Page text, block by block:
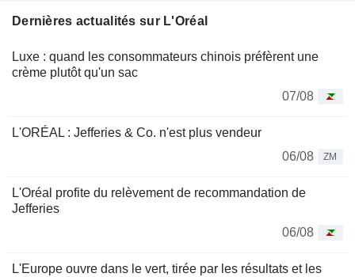
Dernières actualités sur L'Oréal
Luxe : quand les consommateurs chinois préfèrent une
crème plutôt qu'un sac
07/08
L'ORÉAL : Jefferies & Co. n'est plus vendeur
06/08
ZM
L'Oréal profite du relèvement de recommandation de
Jefferies
06/08
L'Europe ouvre dans le vert, tirée par les résultats et les